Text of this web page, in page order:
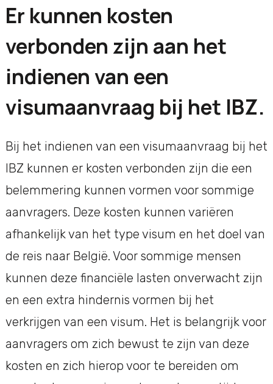
Er kunnen kosten
verbonden zijn aan het
indienen van een
visumaanvraag bij het IBZ.
Bij het indienen van een visumaanvraag bij het
IBZ kunnen er kosten verbonden zijn die een
belemmering kunnen vormen voor sommige
aanvragers. Deze kosten kunnen variëren
afhankelijk van het type visum en het doel van
de reis naar België. Voor sommige mensen
kunnen deze financiële lasten onverwacht zijn
en een extra hindernis vormen bij het
verkrijgen van een visum. Het is belangrijk voor
aanvragers om zich bewust te zijn van deze
kosten en zich hierop voor te bereiden om